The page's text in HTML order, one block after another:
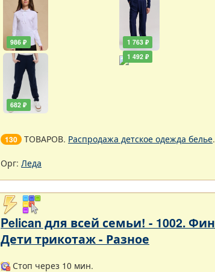
986 ₽
682 ₽
1 763 ₽
1 492 ₽
130 ТОВАРОВ. Распродажа детское одежда белье.
Орг: Леда
Pelican для всей семьи! - 1002.
Дети трикотаж - Разное
Стоп через 10 мин.